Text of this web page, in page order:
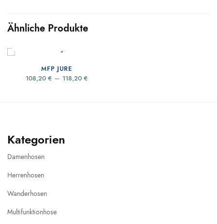
Ähnliche Produkte
MFP JURE
108,20 € – 118,20 €
Kategorien
Damenhosen
Herrenhosen
Wanderhosen
Multifunktionhose